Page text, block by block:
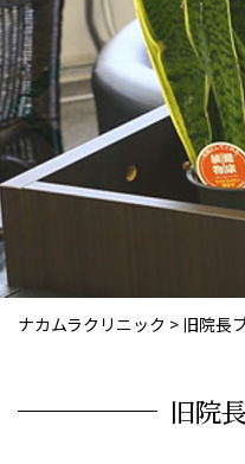
ナカムラクリニック > 旧院長
旧院